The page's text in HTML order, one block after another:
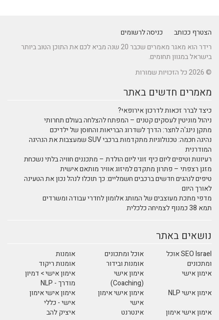
הצטרף ככותב
כניסה לרשומים
רידר הוא מאגר מאמרים שכבר 20 שנה מביא לכם את התוכן הטוב ביותר
בישראל במגוון תחומים.
© 2026 כל הזכויות שמורות
מאמרים חדשים באתר
כיצד לברר זכאות לדרכון אירופאי?
ניהול מוניטין לעסקים קטנים – המפתח להצלחה בעולם תחרותי
מתקן נינג'ה לחצר: הדרך לשדרוג הבריאות והחוסן של ילדיכם
נהיגה חכמה: טכנולוגיות מתקדמות ברכבי SUV שמעצבות את הנהיגה
המודרנית
רעיונות וטיפים ליום כיף זוגי ליום הולדת – מתכננים חוויה בלתי נשכחת
מזגן רצפתי – פתרון מתקדם למיזוג אוויר מותאם אישית
טיפים לנהגים חדשים ברכבים חשמליים: כך תוכלו לנהל נכון את הטעינה
לאורך היום
מדפי מתכת מעוצבים של המותג אלומון לחדרי עבודה ומשרדים
תמא 38 כמנוף לצמיחה כלכלית
נושאים באתר
SEO Israel אוכל
ומתכונים
אוכל ומתכונים
אומנות
אומנות ובידור
אומנות ריקוד
אימון אישי
אימון אישי
(Coaching)
אימון אישי > דמיון
מודרך - NLP
אימון אישי NLP
אימון אישי אימון
אישי
אימון אישי אימון
אישי - כללי
אימון אישי אימון
אינטרנט
איציק להב